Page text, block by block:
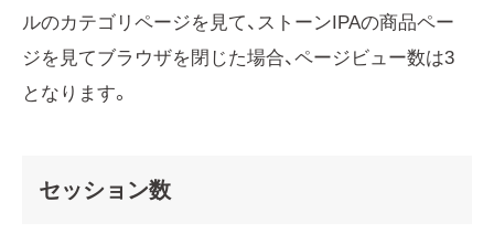
ルのカテゴリページを見て、ストーンIPAの商品ペー
ジを見てブラウザを閉じた場合、ページビュー数は3
となります。
セッション数